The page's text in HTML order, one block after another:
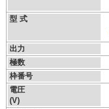
型 式
出力
極数
枠番号
電圧
(V)